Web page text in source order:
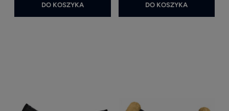
DO KOSZYKA DO KOSZYKA